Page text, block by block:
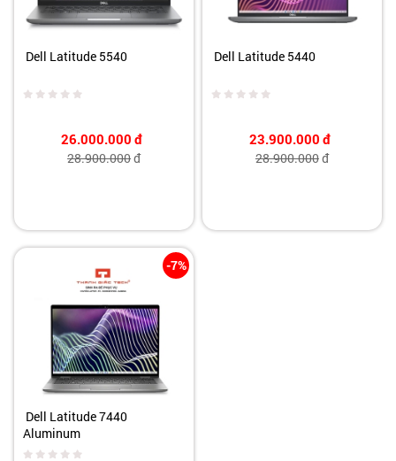
Dell Latitude 5540
26.000.000 đ
28.900.000đ
Dell Latitude 5440
23.900.000 đ
28.900.000đ
-7%
Dell Latitude 7440
Aluminum